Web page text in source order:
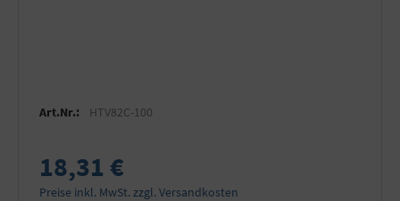
Art.Nr.: HTV82C-100
18,31 €
Preise inkl. MwSt. zzgl. Versandkosten